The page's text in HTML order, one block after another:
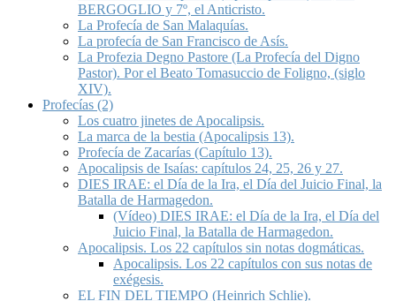
BERGOGLIO y 7º, el Anticristo.
La Profecía de San Malaquías.
La profecía de San Francisco de Asís.
La Profezia Degno Pastore (La Profecía del Digno
Pastor). Por el Beato Tomasuccio de Foligno, (siglo
XIV).
Profecías (2)
Los cuatro jinetes de Apocalipsis.
La marca de la bestia (Apocalipsis 13).
Profecía de Zacarías (Capítulo 13).
Apocalipsis de Isaías: capítulos 24, 25, 26 y 27.
DIES IRAE: el Día de la Ira, el Día del Juicio Final, la
Batalla de Harmagedon.
(Vídeo) DIES IRAE: el Día de la Ira, el Día del
Juicio Final, la Batalla de Harmagedon.
Apocalipsis. Los 22 capítulos sin notas dogmáticas.
Apocalipsis. Los 22 capítulos con sus notas de
exégesis.
EL FIN DEL TIEMPO (Heinrich Schlie).